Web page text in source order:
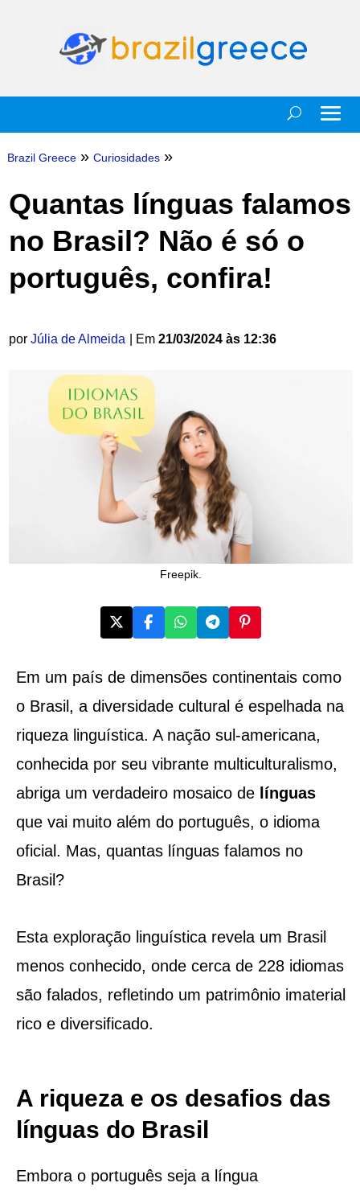
Brazil Greece » Curiosidades »
Quantas línguas falamos
no Brasil? Não é só o
português, confira!
por Júlia de Almeida | Em 21/03/2024 às 12:36
Freepik.
Em um país de dimensões continentais como
o Brasil, a diversidade cultural é espelhada na
riqueza linguística. A nação sul-americana,
conhecida por seu vibrante multiculturalismo,
abriga um verdadeiro mosaico de línguas
que vai muito além do português, o idioma
oficial. Mas, quantas línguas falamos no
Brasil?
Esta exploração linguística revela um Brasil
menos conhecido, onde cerca de 228 idiomas
são falados, refletindo um patrimônio imaterial
rico e diversificado.
A riqueza e os desafios das
línguas do Brasil
Embora o português seja a língua